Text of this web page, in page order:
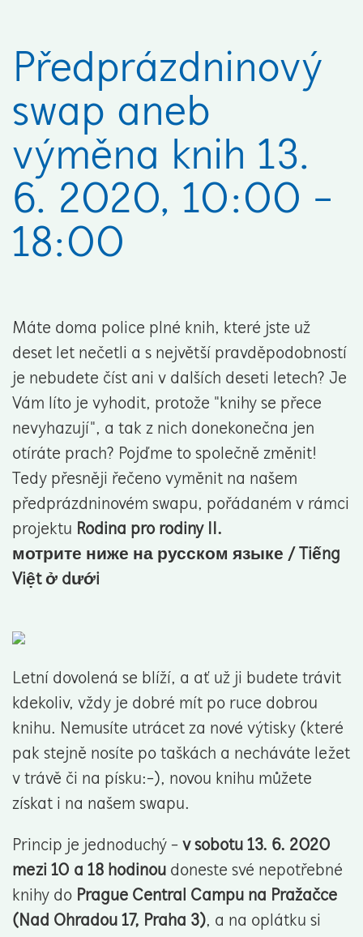
Předprázdninový
swap aneb
výměna knih 13.
6. 2020, 10:00 -
18:00
Máte doma police plné knih, které jste už
deset let nečetli a s největší pravděpodobností
je nebudete číst ani v dalších deseti letech? Je
Vám líto je vyhodit, protože "knihy se přece
nevyhazují", a tak z nich donekonečna jen
otíráte prach? Pojďme to společně změnit!
Tedy přesněji řečeno vyměnit na našem
předprázdninovém swapu, pořádaném v rámci
projektu Rodina pro rodiny II.
мотрите ниже на русском языке / Tiếng
Việt ở dưới
Letní dovolená se blíží, a ať už ji budete trávit
kdekoliv, vždy je dobré mít po ruce dobrou
knihu. Nemusíte utrácet za nové výtisky (které
pak stejně nosíte po taškách a necháváte ležet
v trávě či na písku:-), novou knihu můžete
získat i na našem swapu.
Princip je jednoduchý - v sobotu 13. 6. 2020
mezi 10 a 18 hodinou doneste své nepotřebné
knihy do Prague Central Campu na Pražačce
(Nad Ohradou 17, Praha 3), a na oplátku si